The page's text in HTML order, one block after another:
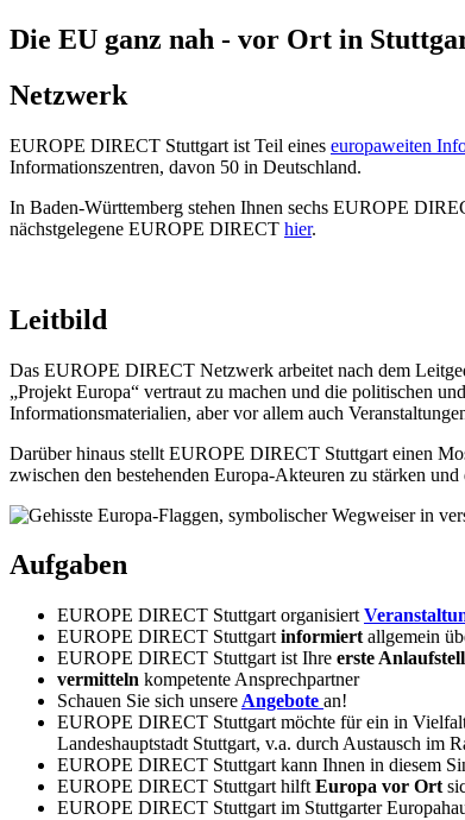
Die EU ganz nah - vor Ort in
Netzwerk
EUROPE DIRECT Stuttgart ist Teil eines europaweiten
Informationszentren, davon 50 in Deutschland.
In Baden-Württemberg stehen Ihnen sechs EUROPE
nächstgelegene EUROPE DIRECT hier.
Leitbild
Das EUROPE DIRECT Netzwerk arbeitet nach dem
„Projekt Europa“ vertraut zu machen und die politischen
Informationsmaterialien, aber vor allem auch
Darüber hinaus stellt EUROPE DIRECT Stuttgart einen
zwischen den bestehenden Europa-Akteuren zu stärken
Aufgaben
EUROPE DIRECT Stuttgart organisiert
EUROPE DIRECT Stuttgart informiert allgemein
EUROPE DIRECT Stuttgart ist Ihre erste
vermitteln kompetente Ansprechpartner
Schauen Sie sich unsere Angebote an!
EUROPE DIRECT Stuttgart möchte für ein in
Landeshauptstadt Stuttgart, v.a. durch Austausch im
EUROPE DIRECT Stuttgart kann Ihnen in diesem
EUROPE DIRECT Stuttgart hilft Europa vor Ort
EUROPE DIRECT Stuttgart im Stuttgarter